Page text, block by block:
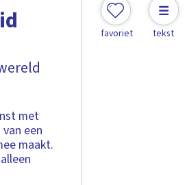
met
een
maakt.
favoriet tekst